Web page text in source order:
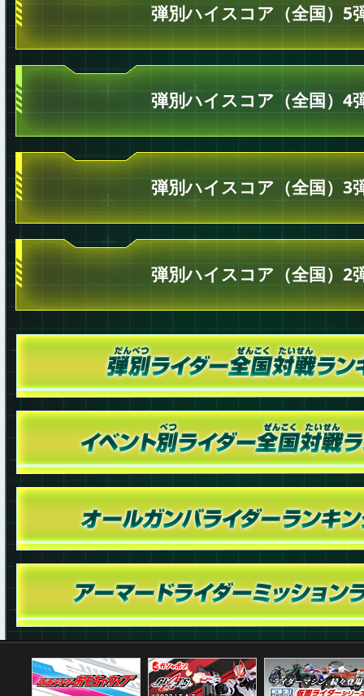
弾別ハイスコア（全国）5
弾別ハイスコア（全国）4
弾別ハイスコア（全国）3
弾別ハイスコア（全国）2